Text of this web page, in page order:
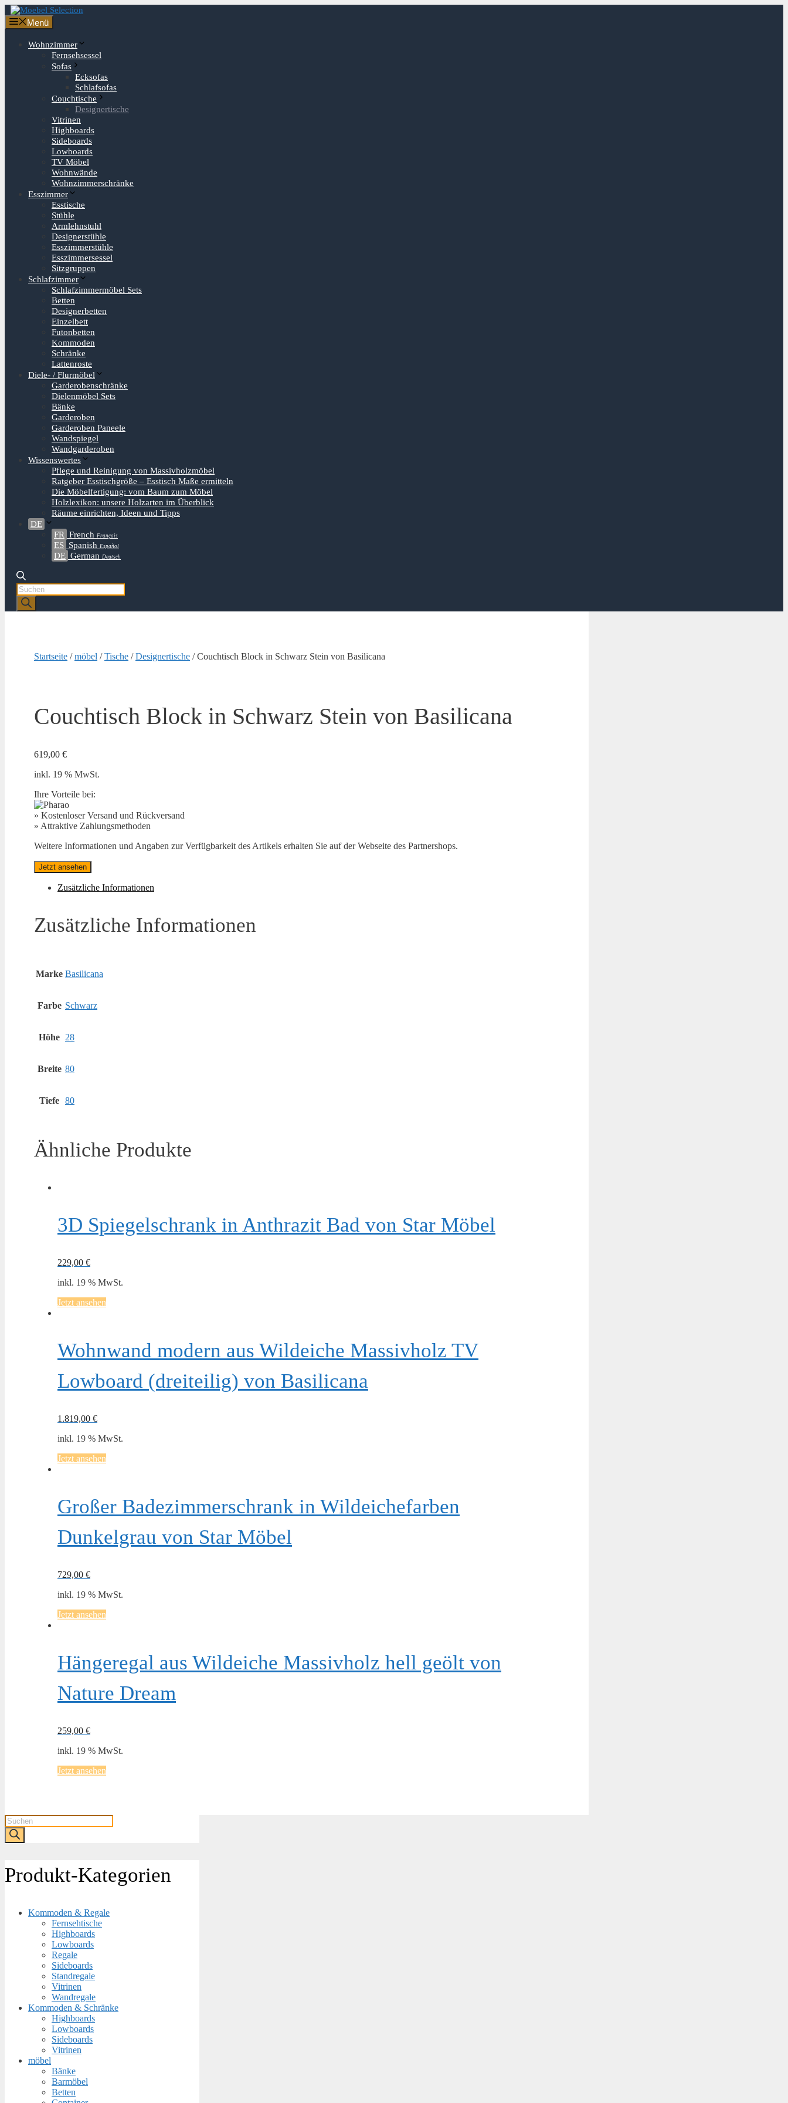
Zum
Inhalt
springen
Menü
Wohnzimmer
Fernsehsessel
Sofas
Ecksofas
Schlafsofas
Couchtische
Designertische
Vitrinen
Highboards
Sideboards
Lowboards
TV Möbel
Wohnwände
Wohnzimmerschränke
Esszimmer
Esstische
Stühle
Armlehnstuhl
Designerstühle
Esszimmerstühle
Esszimmersessel
Sitzgruppen
Schlafzimmer
Schlafzimmermöbel Sets
Betten
Designerbetten
Einzelbett
Futonbetten
Kommoden
Schränke
Lattenroste
Diele- / Flurmöbel
Garderobenschränke
Dielenmöbel Sets
Bänke
Garderoben
Garderoben Paneele
Wandspiegel
Wandgarderoben
Wissenswertes
Pflege und Reinigung von Massivholzmöbel
Ratgeber Esstischgröße – Esstisch Maße ermitteln
Die Möbelfertigung: vom Baum zum Möbel
Holzlexikon: unsere Holzarten im Überblick
Räume einrichten, Ideen und Tipps
DE
FR French Français
ES Spanish Español
DE German Deutsch
Products
search
Startseite /möbel /Tische /Designertische / Couchtisch Block in Schwarz Stein von Basilicana
Couchtisch Block in Schwarz Stein von Basilicana
619,00 €
inkl. 19 % MwSt.
Ihre Vorteile bei:
» Kostenloser Versand und Rückversand
» Attraktive Zahlungsmethoden
Weitere Informationen und Angaben zur Verfügbarkeit des Artikels erhalten Sie auf der Webseite des Partnershops.
Jetzt ansehen
Zusätzliche Informationen
Zusätzliche Informationen
Marke Basilicana
Farbe Schwarz
Höhe 28
Breite 80
Tiefe 80
Ähnliche Produkte
3D Spiegelschrank in Anthrazit Bad von Star Möbel
229,00 €
inkl. 19 % MwSt.
Jetzt ansehen
Wohnwand modern aus Wildeiche Massivholz TV
Lowboard (dreiteilig) von Basilicana
1.819,00 €
inkl. 19 % MwSt.
Jetzt ansehen
Großer Badezimmerschrank in Wildeichefarben
Dunkelgrau von Star Möbel
729,00 €
inkl. 19 % MwSt.
Jetzt ansehen
Hängeregal aus Wildeiche Massivholz hell geölt von
Nature Dream
259,00 €
inkl. 19 % MwSt.
Jetzt ansehen
Products
search
Produkt-Kategorien
Kommoden & Regale
Fernsehtische
Highboards
Lowboards
Regale
Sideboards
Standregale
Vitrinen
Wandregale
Kommoden & Schränke
Highboards
Lowboards
Sideboards
Vitrinen
möbel
Bänke
Barmöbel
Betten